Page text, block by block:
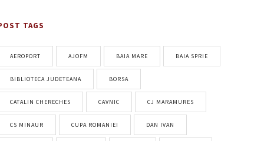
TAGS
AEROPORT AJOFM BAIA MARE BAIA SPRIE
BIBLIOTECA JUDETEANA BORSA
CATALIN CHERECHES CAVNIC CJ MARAMURES
CS MINAUR CUPA ROMANIEI DAN IVAN